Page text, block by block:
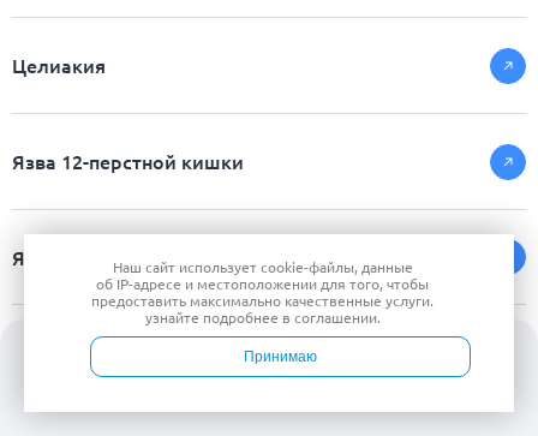
Целиакия
Язва 12-перстной кишки
Язва желудкаНаш сайт используетcookie-файлы, данные
об IP-адресе и местоположении для того, чтобы
предоставить максимально качественные услуги.
узнайте подробнее в соглашении.
Принимаю